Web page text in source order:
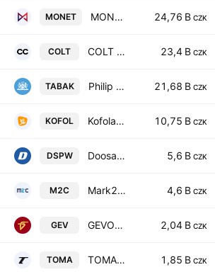
MONET MONETA Money Bank AS 24,76 B CZK
COLT COLT CZ GROUP SE 23,4 B CZK
TABAK Philip Morris CR as 21,68 B CZK
KOFOL Kofola CeskoSlovensko as 10,75 B CZK
DSPW Doosan Skoda Power AS 5,6 B CZK
M2C Mark2 Corporation Investment SE 4,6 B CZK
GEV GEVORKYAN, a.s. 2,04 B CZK
TOMA TOMA, a.s. 1,85 B CZK